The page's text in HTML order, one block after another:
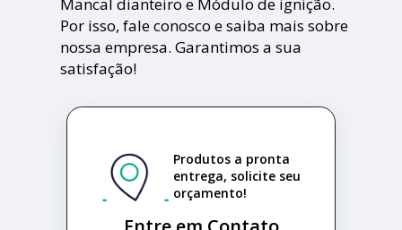
Por isso, fale conosco e saiba mais sobre
nossa empresa. Garantimos a sua
satisfação!
Produtos a pronta
entrega, solicite seu
orçamento!